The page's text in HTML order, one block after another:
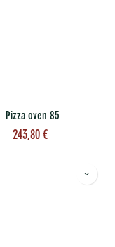
Pizza oven 85
243,80€